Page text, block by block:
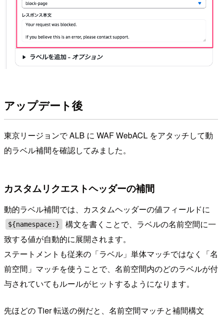
アップデート後
東京リージョンで ALB に WAF WebACL をアタッチして動
的ラベル補間を確認してみました。
カスタムリクエストヘッダーの補間
動的ラベル補間では、カスタムヘッダーの値フィールドに
${namespace:}
構文を書くことで、ラベルの名前空間に一
致する値が自動的に展開されます。
ステートメントも従来の「ラベル」単体マッチではなく「名
前空間」マッチを使うことで、名前空間内のどのラベルが付
与されていてもルールがヒットするようになります。
先ほどの Tier 転送の例だと、名前空間マッチと補間構文